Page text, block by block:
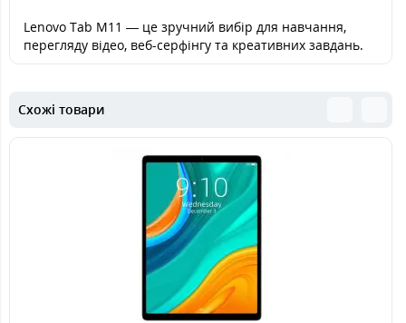
Lenovo Tab M11 — це зручний вибір для навчання,
перегляду відео, веб-серфінгу та креативних завдань.
Схожі товари